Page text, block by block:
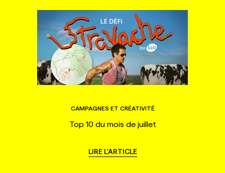
CAMPAGNES ET CRÉATIVITÉ
Top 10 du mois de juillet
LIRE L'ARTICLE